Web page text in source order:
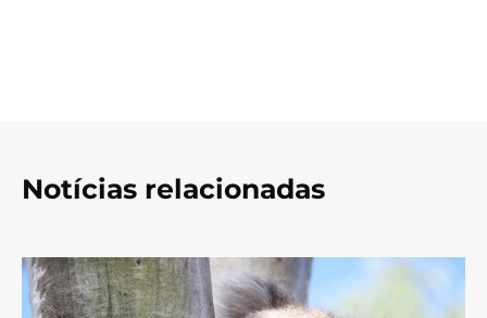
Notícias relacionadas